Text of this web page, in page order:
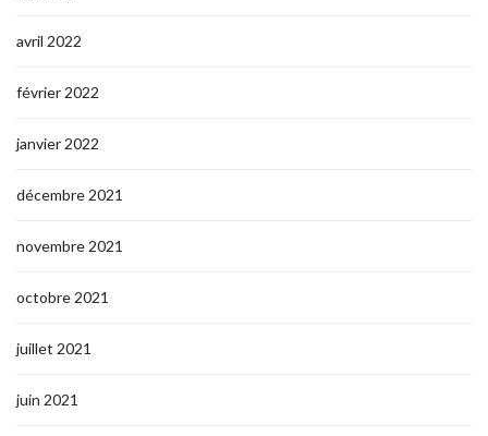
avril 2022
février 2022
janvier 2022
décembre 2021
novembre 2021
octobre 2021
juillet 2021
juin 2021